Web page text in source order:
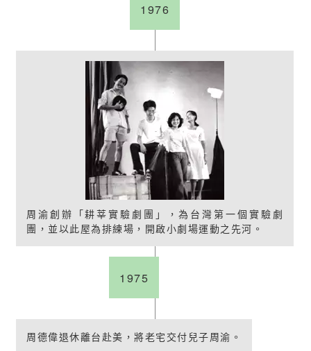
1976
周渝創辦「耕莘實驗劇團」，為台灣第一個實驗劇
團，並以此屋為排練場，開啟小劇場運動之先河。
1975
周德偉退休離台赴美，將老宅交付兒子周渝。